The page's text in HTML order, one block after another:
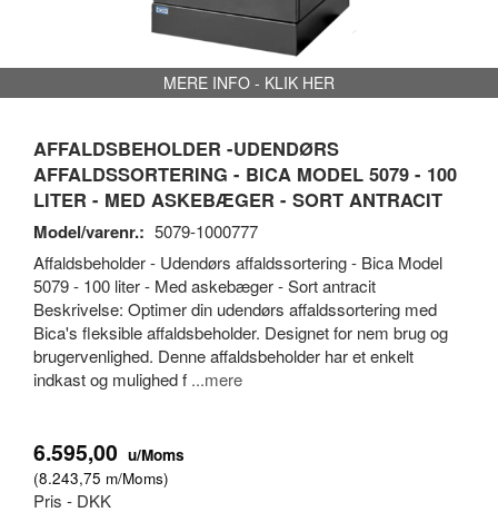
MERE INFO - KLIK HER
AFFALDSBEHOLDER -UDENDØRS
AFFALDSSORTERING - BICA MODEL 5079 - 100
LITER - MED ASKEBÆGER - SORT ANTRACIT
Model/varenr.: 5079-1000777
Affaldsbeholder - Udendørs affaldssortering - Bica Model
5079 - 100 liter - Med askebæger - Sort antracit
Beskrivelse: Optimer din udendørs affaldssortering med
Bica's fleksible affaldsbeholder. Designet for nem brug og
brugervenlighed. Denne affaldsbeholder har et enkelt
indkast og mulighed f ...mere
6.595,00 u/Moms
(8.243,75 m/Moms)
Pris - DKK